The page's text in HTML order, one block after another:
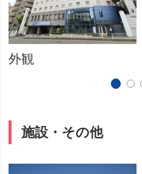
外観
施設・その他